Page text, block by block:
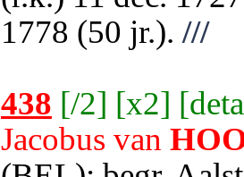
1778 (50 jr.). ///
438 [/2] [x2] [
Jacobus van